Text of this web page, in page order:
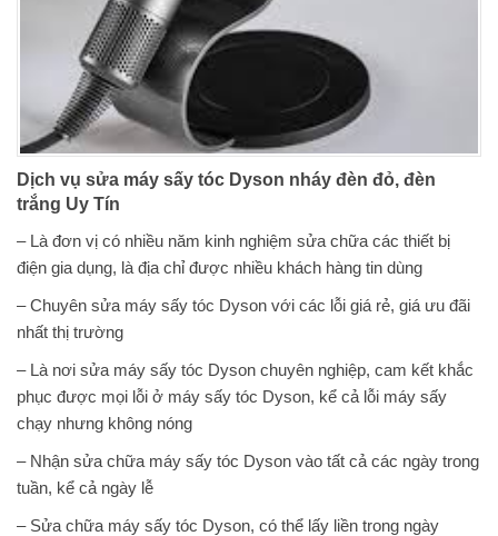
Dịch vụ sửa máy sấy tóc Dyson nháy đèn đỏ, đèn
trắng Uy Tín
– Là đơn vị có nhiều năm kinh nghiệm sửa chữa các thiết bị
điện gia dụng, là địa chỉ được nhiều khách hàng tin dùng
– Chuyên sửa máy sấy tóc Dyson với các lỗi giá rẻ, giá ưu đãi
nhất thị trường
– Là nơi sửa máy sấy tóc Dyson chuyên nghiệp, cam kết khắc
phục được mọi lỗi ở máy sấy tóc Dyson, kể cả lỗi máy sấy
chạy nhưng không nóng
– Nhận sửa chữa máy sấy tóc Dyson vào tất cả các ngày trong
tuần, kể cả ngày lễ
– Sửa chữa máy sấy tóc Dyson, có thể lấy liền trong ngày